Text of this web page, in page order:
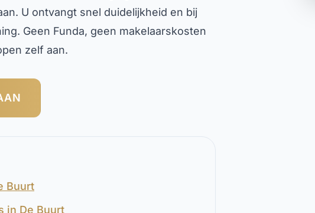
U ontvangt snel duidelijkheid en bij
Geen Funda, geen makelaarskosten
zelf aan.
Buurt
in De Buurt